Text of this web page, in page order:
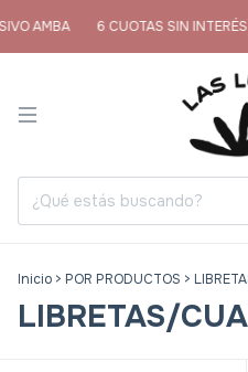
AMBA 6 CUOTAS SIN
Inicio > POR PRODUCTOS >
LIBRETAS/